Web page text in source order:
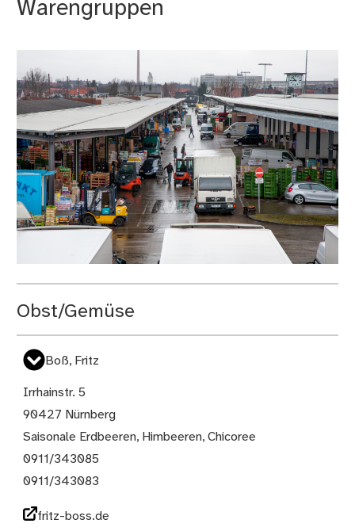
Warengruppen
Obst/Gemüse
Boß, Fritz
Irrhainstr. 5
90427 Nürnberg
Saisonale Erdbeeren, Himbeeren, Chicoree
0911/343085
0911/343083
fritz-boss.de